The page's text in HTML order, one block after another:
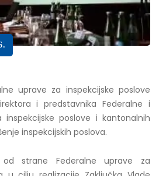
uprave za inspekcijske poslove
i predstavnika Federalne i
poslove i kantonalnih
inspekcijskih poslova.
strane Federalne uprave za